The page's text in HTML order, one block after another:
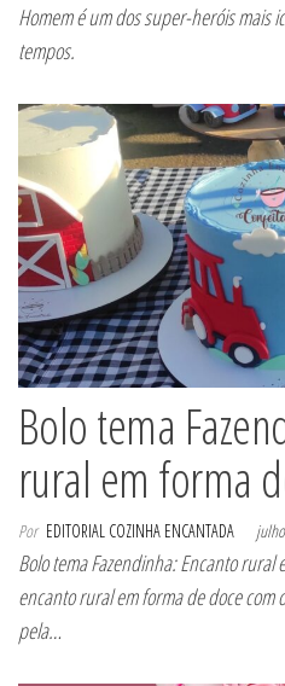
Homem é um dos super-heróis mais
tempos.
Bolo tema
rural em forma
Por EDITORIAL COZINHA ENCANTADA
Bolo tema Fazendinha: Encanto rural
encanto rural em forma de doce
pela…